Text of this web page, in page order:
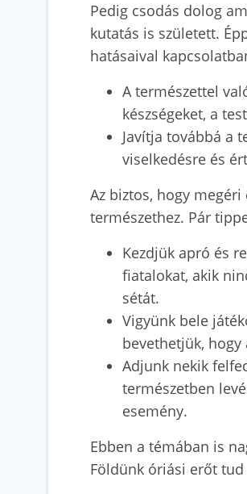
Pedig csodás dolog
kutatás is született.
hatásaival
A természettel
készségeket, a
Javítja továbbá a
viselkedésre és
Az biztos, hogy
természethez. Pár
Kezdjük apró és
fiatalokat, akik
sétát.
Vigyünk bele
bevethetjük,
Adjunk nekik
természetben
esemény.
Ebben a témában is
Földünk óriási erőt